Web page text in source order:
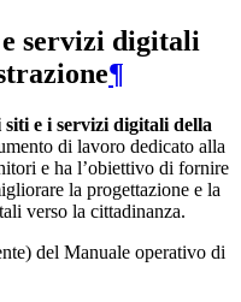
servizi digitali
¶
e i servizi digitali della
di lavoro dedicato alla
e ha l’obiettivo di fornire
la progettazione e la
verso la cittadinanza.
del Manuale operativo di